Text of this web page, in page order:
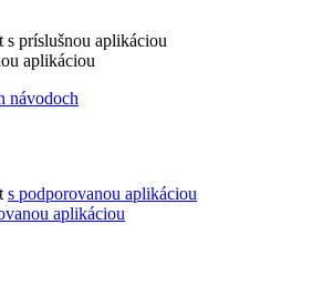
s príslušnou aplikáciou
aplikáciou
návodoch
s podporovanou aplikáciou
aplikáciou